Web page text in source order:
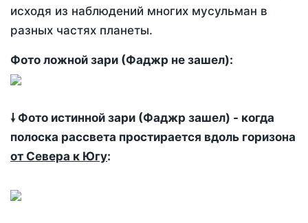
исходя из наблюдений многих мусульман в
разных частях планеты.
Фото ложной зари (Фаджр не зашел):
🠗 Фото истинной зари (Фаджр зашел) - когда
полоска рассвета простирается вдоль горизона
от Севера к Югу: